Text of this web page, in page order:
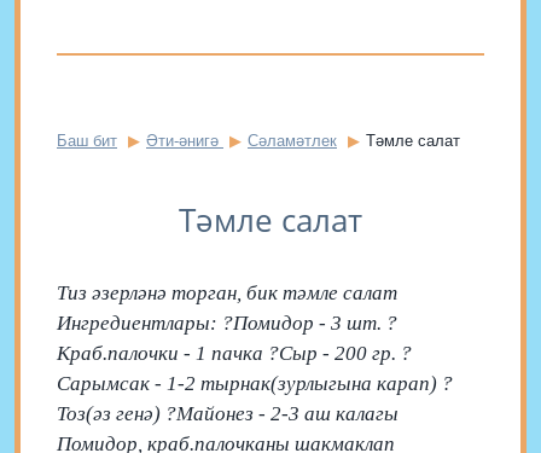
Баш бит Әти-әнигә Сәламәтлек Тәмле салат
Тәмле салат
Тиз әзерләнә торган, бик тәмле салат
Ингредиентлары: ?Помидор - 3 шт. ?
Краб.палочки - 1 пачка ?Сыр - 200 гр. ?
Сарымсак - 1-2 тырнак(зурлыгына карап) ?
Тоз(әз генә) ?Майонез - 2-3 аш калагы
Помидор, краб.палочканы шакмаклап